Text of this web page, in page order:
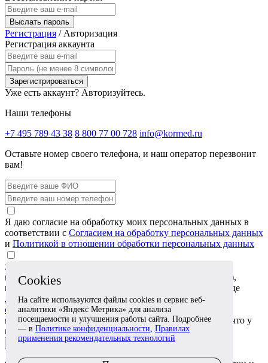
Выслать пароль
Регистрация / Авторизация
Регистрация аккаунта
Зарегистрироваться
Уже есть аккаунт? Авторизуйтесь.
Наши телефоны
+7 495 789 43 38 8 800 77 00 728 info@kormed.ru
Оставьте номер своего телефона, и наш оператор перезвонит
вам!
Я даю согласие на обработку моих персональных данных в
соответствии с Согласием на обработку персональных данных
и Политикой в отношении обработки персональных данных
Я даю согласие на обработку специальных категорий
персональных данных (сведений о состоянии здоровья),
которые я сообщаю в обращении или прикрепляю в виде
документов, в соответствии с Согласием на обработку
специальных категорий персональных данных
подтверждаю, что эти сведения относятся ко мне либо что у
меня есть согласие лица, к которому они относятся
Отправить заявку
Cookies
На сайте используются файлы cookies и сервис веб-
аналитики «Яндекс Метрика» для анализа
посещаемости и улучшения работы сайта. Подробнее
— в Политике конфиденциальности, Правилах
применения рекомендательных технологий